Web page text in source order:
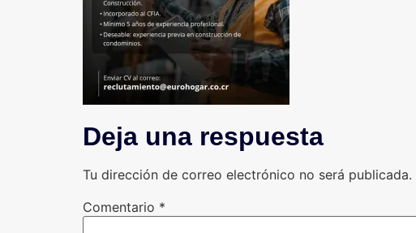
Deja una respuesta
Tu dirección de correo electrónico no será publicada.
Comentario *